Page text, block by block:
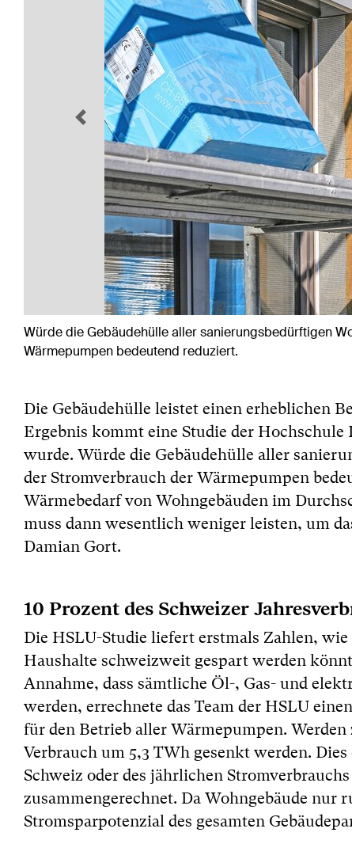
Würde die Gebäudehülle aller sanierungsbedürftigen
Wärmepumpen bedeutend reduziert.
Previous
Die Gebäudehülle leistet einen erheblichen
Ergebnis kommt eine Studie der
wurde. Würde die Gebäudehülle aller
der Stromverbrauch der Wärmepumpen
Wärmebedarf von Wohngebäuden im
muss dann wesentlich weniger leisten, um
Damian Gort.
10 Prozent des Schweizer
Die HSLU-Studie liefert erstmals Zahlen,
Haushalte schweizweit gespart werden
Annahme, dass sämtliche Öl-, Gas- und
werden, errechnete das Team der HSLU
für den Betrieb aller Wärmepumpen.
Verbrauch um 5,3 TWh gesenkt werden.
Schweiz oder des jährlichen
zusammengerechnet. Da Wohngebäude nur
Stromsparpotenzial des gesamten